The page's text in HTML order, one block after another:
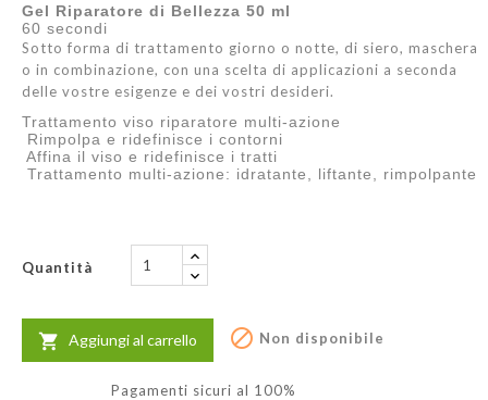
Gel Riparatore di Bellezza 50 ml
60 secondi
Sotto forma di trattamento giorno o notte, di siero, maschera
o in combinazione, con una scelta di applicazioni a seconda
delle vostre esigenze e dei vostri desideri.
Trattamento viso riparatore multi-azione
Rimpolpa e ridefinisce i contorni
Affina il viso e ridefinisce i tratti
Trattamento multi-azione: idratante, liftante, rimpolpante
Quantità
 Aggiungi al carrello  Non disponibile
Pagamenti sicuri al 100%